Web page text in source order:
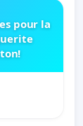
pour la